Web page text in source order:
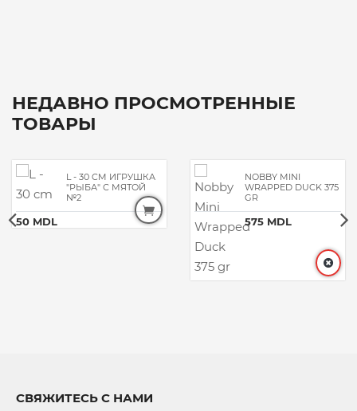
НЕДАВНО ПРОСМОТРЕННЫЕ
ТОВАРЫ
L - 30 CM ИГРУШКА
"РЫБА" С МЯТОЙ
№2
50 MDL
NOBBY MINI
WRAPPED DUCK 375
GR
575 MDL
СВЯЖИТЕСЬ С НАМИ